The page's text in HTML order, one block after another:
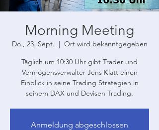
Morning Meeting
Do., 23. Sept.
  |
Ort wird bekanntgegeben
Täglich um 10:30 Uhr gibt Trader und
Vermögensverwalter Jens Klatt einen
Einblick in seine Trading Strategien in
seinem DAX und Devisen Trading.
Anmeldung abgeschlossen